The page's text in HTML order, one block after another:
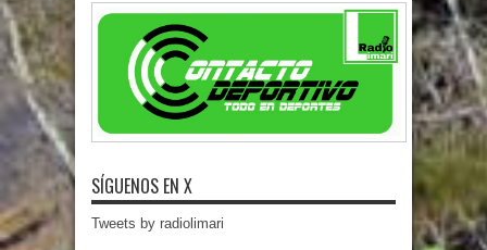
SÍGUENOS EN X
Tweets by radiolimari